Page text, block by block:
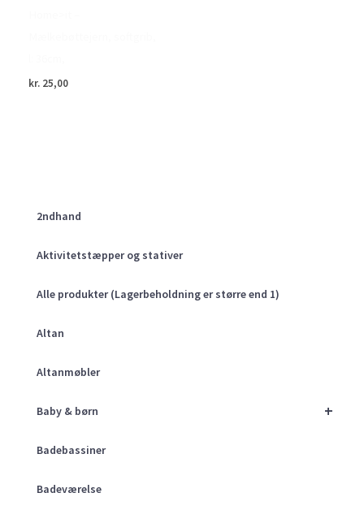
2ndhand
Aktivitetstæpper og stativer
Alle produkter (Lagerbeholdning er større end 1)
Altan
Altanmøbler
+
Baby & børn
Badebassiner
Badeværelse
kr. 25,00